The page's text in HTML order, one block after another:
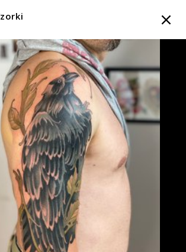
TATTOOARTIST
Ważne Wzorki
Łódź
Neo-tradycyjny / Traditional / Oldschool
WIADOMOŚĆ
TATTOO LIFE